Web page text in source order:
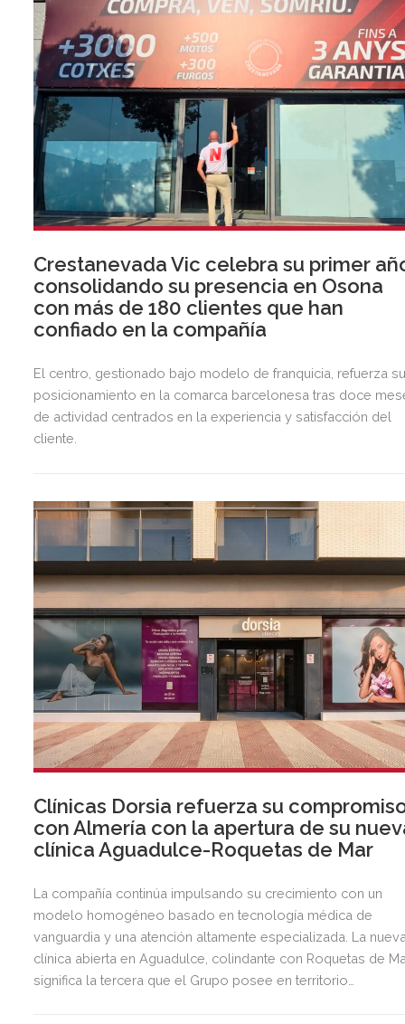
Crestanevada Vic celebra su primer
consolidando su presencia en Osona
con más de 180 clientes que han
confiado en la compañía
El centro, gestionado bajo modelo de franquicia, refuerza
posicionamiento en la comarca barcelonesa tras doce
de actividad centrados en la experiencia y satisfacción del
cliente.
Clínicas Dorsia refuerza su
con Almería con la apertura de su
clínica Aguadulce-Roquetas de Mar
La compañía continúa impulsando su crecimiento con un
modelo homogéneo basado en tecnología médica de
vanguardia y una atención altamente especializada. La
clínica abierta en Aguadulce, colindante con Roquetas de
significa la tercera que el Grupo posee en territorio